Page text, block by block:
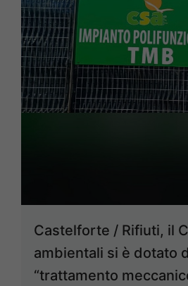
Castelforte / Rifiuti, il
ambientali si è dotato
“trattamento